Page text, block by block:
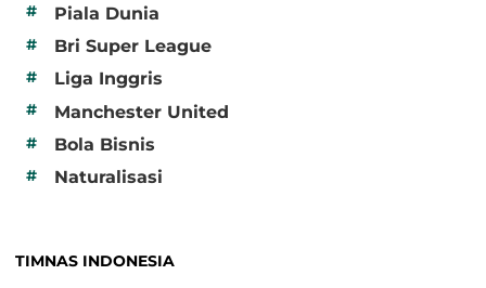
# Piala Dunia
# Bri Super League
# Liga Inggris
# Manchester United
# Bola Bisnis
# Naturalisasi
TIMNAS INDONESIA